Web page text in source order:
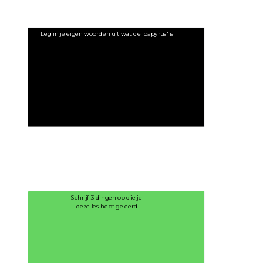
Leg in je eigen woorden uit wat de 'papyrus' is
Schrijf 3 dingen op die je
deze les hebt geleerd